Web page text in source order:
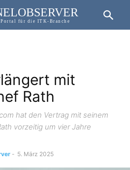
für die ITK-Branche
mit
Rath
hat den Vertrag mit seinem
vorzeitig um vier Jahre
- 5. März 2025